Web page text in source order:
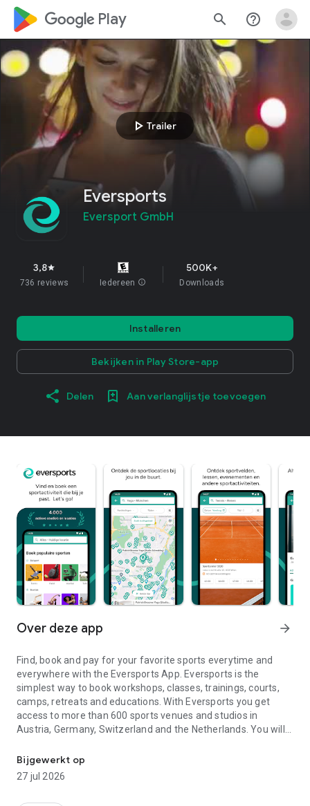
google_logo Play search help_outline
play_arrow Trailer
Eversports
Eversport GmbH
3,8star
736 reviews Iedereen info
500K+
Downloads
Installeren
Bekijken in Play Store-app
Delen Aan verlanglijstje toevoegen
Over deze app arrow_forward
Find, book and pay for your favorite sports everytime and
everywhere with the Eversports App. Eversports is the
simplest way to book workshops, classes, trainings, courts,
camps, retreats and educations. With Eversports you get
access to more than 600 sports venues and studios in
Austria, Germany, Switzerland and the Netherlands. You will
football (soccer), badminton, squash, fitness and many many
more.
Bijgewerkt op
27 jul 2026